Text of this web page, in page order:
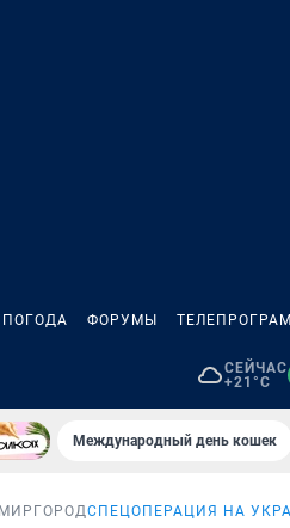
ПОГОДА ФОРУМЫ
СЕЙЧАС
+21°C
Международный день кошек
ГОРОДСПЕЦОПЕРАЦИЯ НА